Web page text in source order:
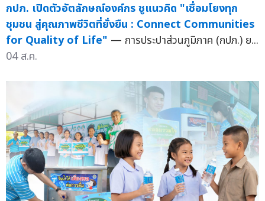
กปภ. เปิดตัวอัตลักษณ์องค์กร ชูแนวคิด "เชื่อมโยงทุก
ชุมชน สู่คุณภาพชีวิตที่ยั่งยืน : Connect Communities
for Quality of Life" — การประปาส่วนภูมิภาค (กปภ.) ย...
04 ส.ค.